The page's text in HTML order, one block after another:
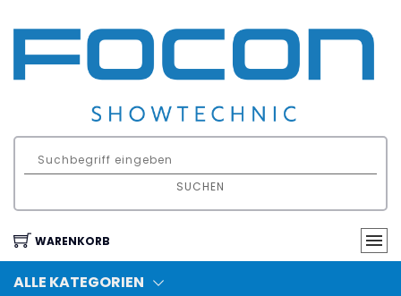
SUCHEN
WARENKORB
ALLE KATEGORIEN